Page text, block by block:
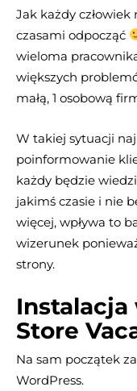
Jak każdy
czasami odpocząć
wieloma
większych
małą, 1 osobową
W takiej sytuacji
poinformowanie
każdy będzie
jakimś czasie i nie
więcej, wpływa to
wizerunek
strony.
Store
Na sam początek
WordPress.